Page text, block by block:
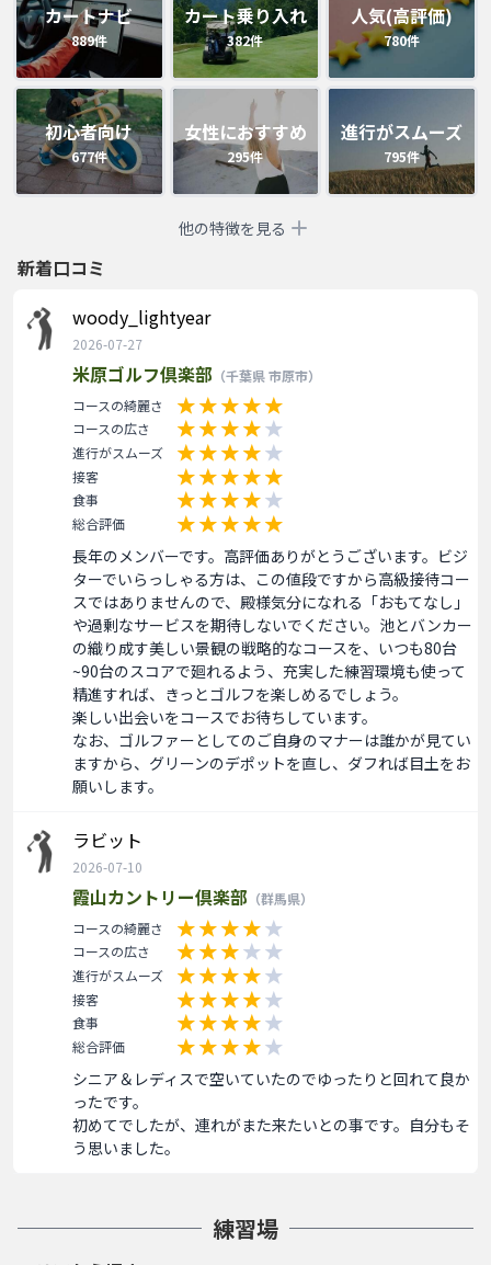
カートナビ
889件
カート乗り入れ
382件
人気(高評価)
780件
初心者向け
677件
女性におすすめ
295件
進行がスムーズ
795件
他の特徴を見る
新着口コミ
woody_lightyear
2026-07-27
米原ゴルフ倶楽部 （千葉県 市原市）
コースの綺麗さ
コースの広さ
進行がスムーズ
接客
食事
総合評価
長年のメンバーです。高評価ありがとうございます。ビジ
ターでいらっしゃる方は、この値段ですから高級接待コー
スではありませんので、殿様気分になれる「おもてなし」
や過剰なサービスを期待しないでください。池とバンカー
の織り成す美しい景観の戦略的なコースを、いつも80台
~90台のスコアで廻れるよう、充実した練習環境も使って
精進すれば、きっとゴルフを楽しめるでしょう。
楽しい出会いをコースでお待ちしています。
なお、ゴルファーとしてのご自身のマナーは誰かが見てい
ますから、グリーンのデポットを直し、ダフれば目土をお
願いします。
ラビット
2026-07-10
霞山カントリー倶楽部 （群馬県）
コースの綺麗さ
コースの広さ
進行がスムーズ
接客
食事
総合評価
シニア＆レディスで空いていたのでゆったりと回れて良か
ったです。
初めてでしたが、連れがまた来たいとの事です。自分もそ
う思いました。
練習場